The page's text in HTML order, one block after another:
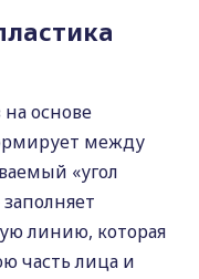
основе
между
«угол
линию, которая
часть лица и